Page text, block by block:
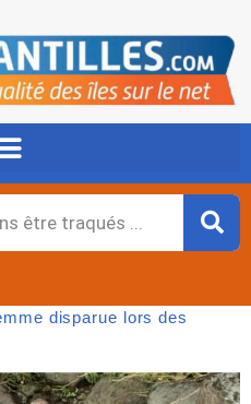
disparue lors des